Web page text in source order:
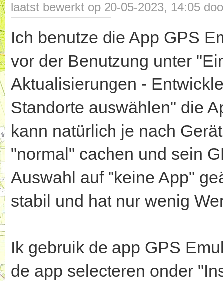
laatst bewerkt op 20-05-2023, 14:05
Ich benutze die App GPS
vor der Benutzung unter
Aktualisierungen -
Standorte auswählen" die
kann natürlich je nach
"normal" cachen und sein
Auswahl auf "keine App"
stabil und hat nur wenig
Ik gebruik de app GPS
de app selecteren onder